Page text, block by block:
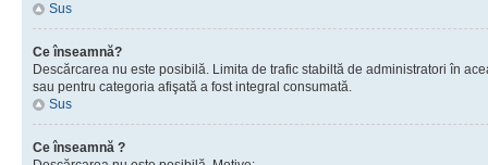
Sus
Ce înseamnă?
Descărcarea nu este posibilă. Limita de trafic stabiltă de administratori în
sau pentru categoria afişată a fost integral consumată.
Sus
Ce înseamnă ?